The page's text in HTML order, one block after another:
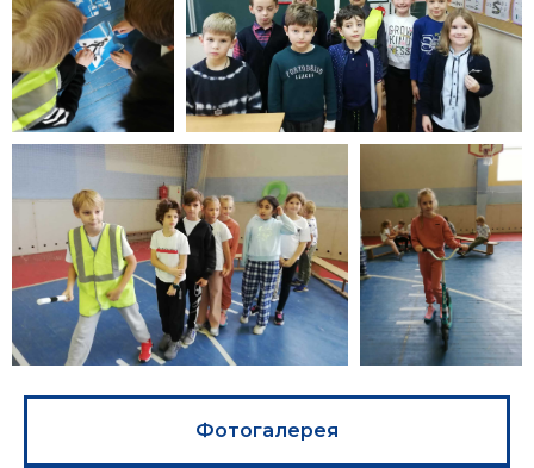
Фотогалерея